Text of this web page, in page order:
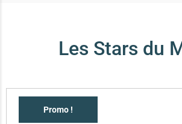
Les Stars du
Promo !